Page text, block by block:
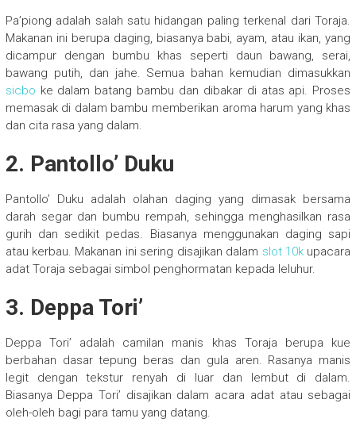
Pa’piong adalah salah satu hidangan paling terkenal dari Toraja.
Makanan ini berupa daging, biasanya babi, ayam, atau ikan, yang
dicampur dengan bumbu khas seperti daun bawang, serai,
bawang putih, dan jahe. Semua bahan kemudian dimasukkan
sicbo ke dalam batang bambu dan dibakar di atas api. Proses
memasak di dalam bambu memberikan aroma harum yang khas
dan cita rasa yang dalam.
2. Pantollo’ Duku
Pantollo’ Duku adalah olahan daging yang dimasak bersama
darah segar dan bumbu rempah, sehingga menghasilkan rasa
gurih dan sedikit pedas. Biasanya menggunakan daging sapi
atau kerbau. Makanan ini sering disajikan dalam slot 10kupacara
adat Toraja sebagai simbol penghormatan kepada leluhur.
3. Deppa Tori’
Deppa Tori’ adalah camilan manis khas Toraja berupa kue
berbahan dasar tepung beras dan gula aren. Rasanya manis
legit dengan tekstur renyah di luar dan lembut di dalam.
Biasanya Deppa Tori’ disajikan dalam acara adat atau sebagai
oleh-oleh bagi para tamu yang datang.